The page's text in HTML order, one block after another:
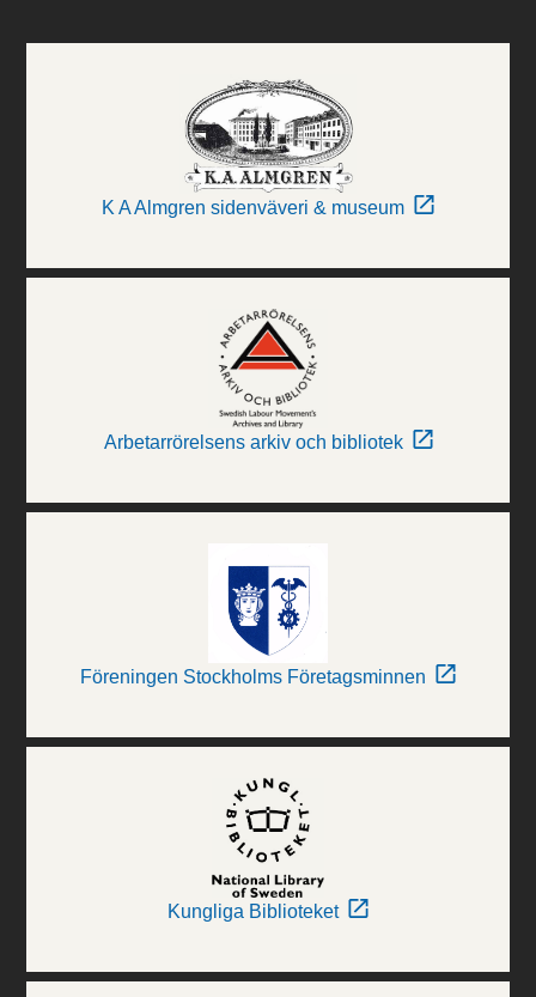
K A Almgren sidenväveri & museum
Arbetarrörelsens arkiv och bibliotek
Föreningen Stockholms Företagsminnen
Kungliga Biblioteket